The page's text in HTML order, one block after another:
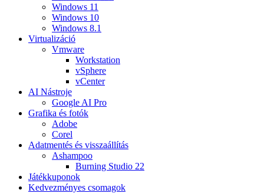
Windows 11
Windows 10
Windows 8.1
Virtualizáció
Vmware
Workstation
vSphere
vCenter
AI Nástroje
Google AI Pro
Grafika és fotók
Adobe
Corel
Adatmentés és visszaállítás
Ashampoo
Burning Studio 22
Játékkuponok
Kedvezményes csomagok